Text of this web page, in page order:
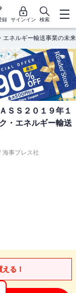
録 サインイン 検索
ネルギー輸送事業の未来
ＳＳ２０１９年１
・エネルギー輸送
海事プレス社
る！